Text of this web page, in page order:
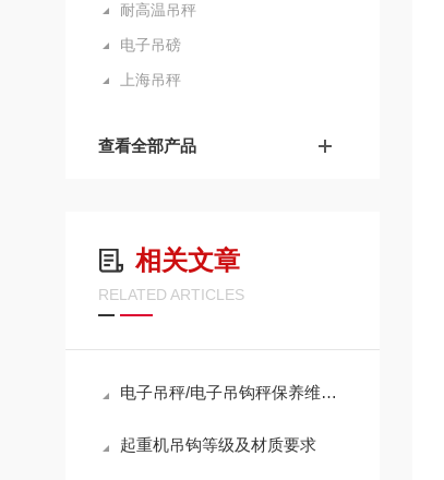
耐高温吊秤
电子吊磅
上海吊秤
查看全部产品
相关文章
RELATED ARTICLES
电子吊秤/电子吊钩秤保养维修与购买指南
起重机吊钩等级及材质要求